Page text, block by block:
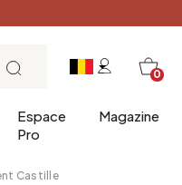
0
Espace
Pro
Magazine
Castille